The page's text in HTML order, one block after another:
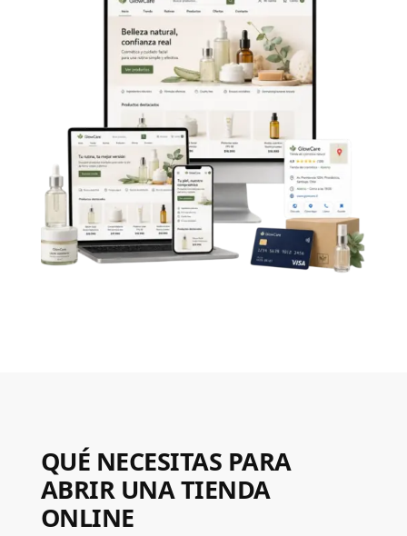
QUÉ NECESITAS PARA
ABRIR UNA TIENDA
ONLINE